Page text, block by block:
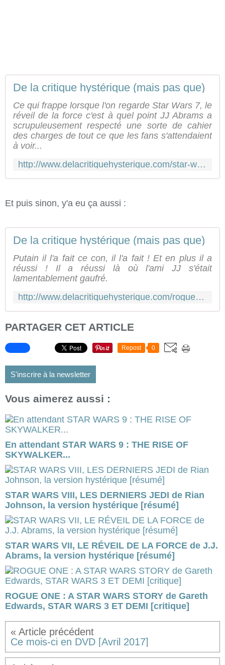
De la critique hystérique (mais pas que)
Ce qui frappe lorsque l'on regarde Star Wars 7, le
réveil de la force c'est à quel point JJ Abrams a
scrupuleusement respecté une sorte de cahier
des charges de tout ce que les fans s'attendaient
à voir...
http://www.delacritiquehysterique.com/star-wars-vii-de-jj-abrams-un-nouveau-nouvel-espoir
Et puis sinon, y'a eu ça aussi :
De la critique hystérique (mais pas que)
Putain il l'a fait ce con, il l'a fait ! Et en plus il a
réussi ! Il a réussi là où l'ami JJ s'était
lamentablement gaufré.
http://www.delacritiquehysterique.com/rogue-one-a-star-wars-story-de-gareth-edwards-star-wars-3-et-demi-critique
PARTAGER CET ARTICLE
Repost 0
S'inscrire à la newsletter
Vous aimerez aussi :
En attendant STAR WARS 9 : THE RISE OF
SKYWALKER...
STAR WARS VIII, LES DERNIERS JEDI de Rian
Johnson, la version hystérique [résumé]
STAR WARS VII, LE RÉVEIL DE LA FORCE de J.J.
Abrams, la version hystérique [résumé]
ROGUE ONE : A STAR WARS STORY de Gareth
Edwards, STAR WARS 3 ET DEMI [critique]
Ce mois-ci en DVD [Avril 2017]